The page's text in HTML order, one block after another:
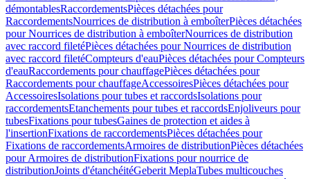
démontablesRaccordementsPièces détachées pour
RaccordementsNourrices de distribution à emboîterPièces détachées
pour Nourrices de distribution à emboîterNourrices de distribution
avec raccord filetéPièces détachées pour Nourrices de distribution
avec raccord filetéCompteurs d'eauPièces détachées pour Compteurs
d'eauRaccordements pour chauffagePièces détachées pour
Raccordements pour chauffageAccessoiresPièces détachées pour
AccessoiresIsolations pour tubes et raccordsIsolations pour
raccordementsEtanchements pour tubes et raccordsEnjoliveurs pour
tubesFixations pour tubesGaines de protection et aides à
l'insertionFixations de raccordementsPièces détachées pour
Fixations de raccordementsArmoires de distributionPièces détachées
pour Armoires de distributionFixations pour nourrice de
distributionJoints d'étanchéitéGeberit MeplaTubes multicouches